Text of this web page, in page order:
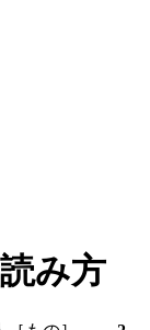
み方